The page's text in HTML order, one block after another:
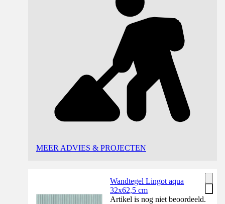
MEER ADVIES & PROJECTEN
Wandtegel Lingot aqua
32x62,5 cm
Artikel is nog niet beoordeeld.